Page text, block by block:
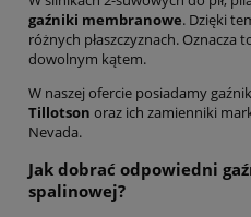
gaźniki membranowe. Dzięki
różnych płaszczyznach. Oznacza
dowolnym kątem.
W naszej ofercie posiadamy
Tillotson oraz ich zamienniki
Nevada.
Jak dobrać odpowiedni
spalinowej?